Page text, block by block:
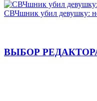
СВЧшник убил девушку:
ВЫБОР